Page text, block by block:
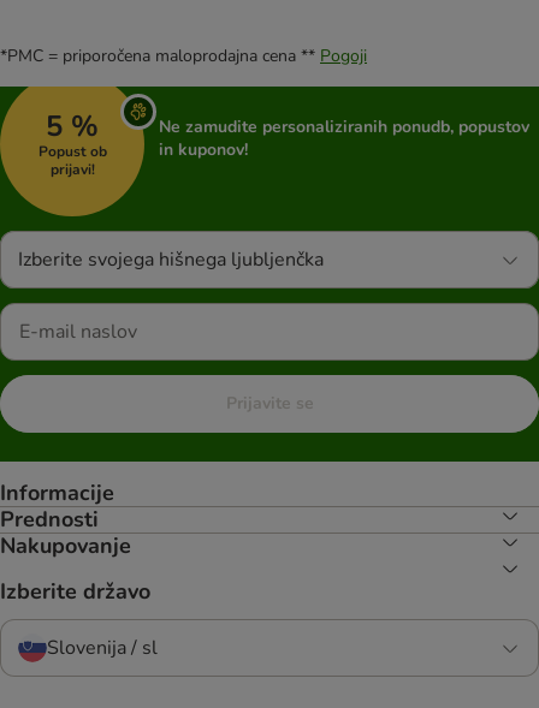
*PMC = priporočena maloprodajna cena ** Pogoji
5 %
Popust ob
prijavi!
Ne zamudite personaliziranih ponudb, popustov
in kuponov!
Izberite svojega hišnega ljubljenčka
Prijavite se
Informacije
Prednosti
Nakupovanje
Izberite državo
Slovenija / sl